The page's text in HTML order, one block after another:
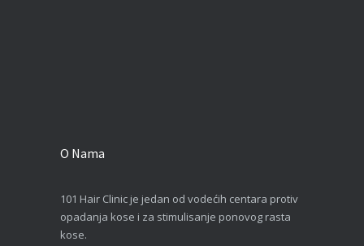
O Nama
101 Hair Clinic je jedan od vodećih centara protiv
opadanja kose i za stimulisanje ponovog rasta
kose.